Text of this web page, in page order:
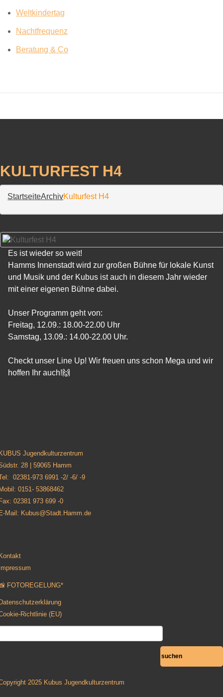
Weltkindertag
Nachtfrequenz
Beratung & Co
KULTURFEST H4
StartseiteArchivKulturfest H4
Es ist wieder so weit!
Hamms Innenstadt wird zur großen Bühne für lokale Kunst
und Musik und der Kubus ist auch in diesem Jahr wieder
mit einer eigenen Bühne dabei.
Unser Programm geht von:
Freitag, 12.09.: 18.00-22.00 Uhr
Samstag, 13.09.: 14.00-22.00 Uhr.
Checkt unser Line Up! Wir freuen uns schon Mega und wir
hoffen Ihr auch!🙌
Jugendkulturzentrum
28 | 59065 Hamm
02381-973 6991 -2/ -6/ -9
0151- 53868462
02381 973 699 -0
Mail: Kubus@Stadt.Hamm.de
FOTOREGELUNG*
Richtlinie (EU)
2025 Kubus Jugendkulturzentrum